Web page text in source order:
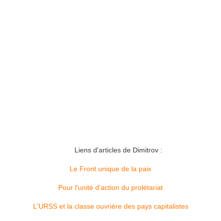
Liens d'articles de Dimitrov :
Le Front unique de la paix
Pour l'unité d'action du prolétariat
L'URSS et la classe ouvrière des pays capitalistes